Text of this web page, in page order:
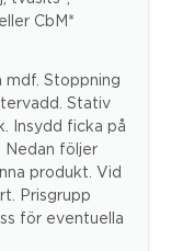
CbM*
mdf. Stoppning
Stativ
Insydd ficka på
Nedan följer
produkt. Vid
Prisgrupp
för eventuella